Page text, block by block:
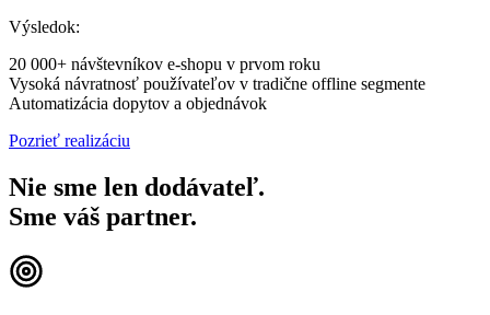
Výsledok:
20 000+ návštevníkov e-shopu v prvom roku
Vysoká návratnosť používateľov v tradične offline segmente
Automatizácia dopytov a objednávok
Pozrieť realizáciu
Nie sme len dodávateľ.
Sme váš partner.